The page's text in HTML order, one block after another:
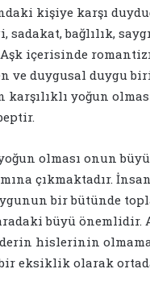
kişiye karşı
sadakat, bağlılık,
içerisinde
ve duygusal duygu
karşılıklı yoğun
olması onun
çıkmaktadır.
bir bütünde
büyü önemlidir.
hislerinin
bir eksiklik olarak